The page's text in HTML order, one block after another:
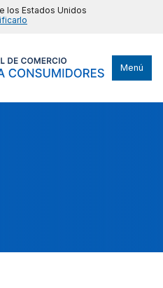
los Estados Unidos
Menú